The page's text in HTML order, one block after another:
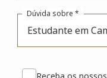
Estudante em
Dúvida sobre *